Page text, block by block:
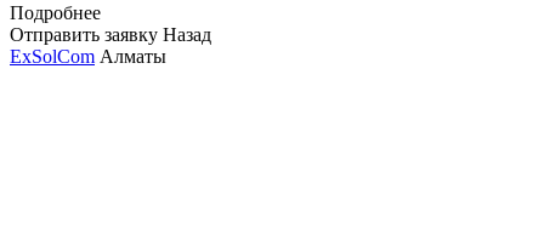
Подробнее
Отправить заявку Назад
ExSolCom Алматы